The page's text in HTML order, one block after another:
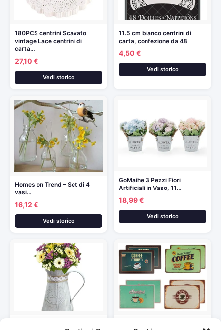
180PCS centrini Scavato
vintage Lace centrini di
carta…
27,10 €
Vedi storico
11.5 cm bianco centrini di
carta, confezione da 48
4,50 €
Vedi storico
Homes on Trend – Set di 4
vasi…
16,12 €
Vedi storico
GoMaihe 3 Pezzi Fiori
Artificiali in Vaso, 11…
18,99 €
Vedi storico